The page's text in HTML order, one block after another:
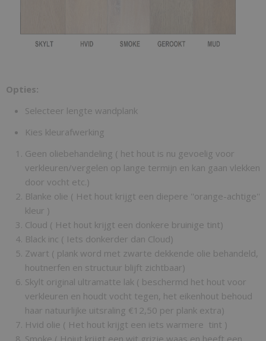
Opties:
Selecteer lengte wandplank
Kies kleurafwerking
Geen oliebehandeling ( het hout is nu gevoelig voor
verkleuren/vergelen op lange termijn en kan gaan vlekken
door vocht etc.)
Blanke olie ( Het hout krijgt een diepere ''orange-achtige''
kleur )
Cloud ( Het hout krijgt een donkere bruinige tint)
Black inc ( Iets donkerder dan Cloud)
Zwart ( plank word met zwarte dekkende olie behandeld,
houtnerfen en structuur blijft zichtbaar)
Skylt original ultramatte lak ( beschermd het hout voor
verkleuren en houdt vocht tegen, het eikenhout behoud
haar natuurlijke uitsraling €12,50 per plank extra)
Hvid olie ( Het hout krijgt een iets warmere tint )
Smoke ( Hoiut krijgt een wit grizje waas en heeft een